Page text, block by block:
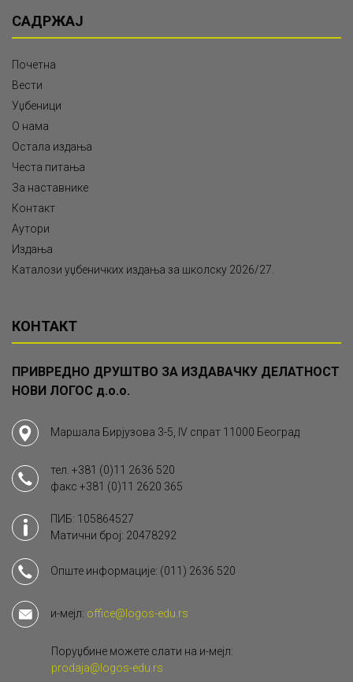
САДРЖАЈ
Почетна
Вести
Уџбеници
О нама
Остала издања
Честа питања
За наставнике
Контакт
Аутори
Издања
Каталози уџбеничких издања за школску 2026/27.
КОНТАКТ
ПРИВРЕДНО ДРУШТВО ЗА ИЗДАВАЧКУ ДЕЛАТНОСТ
НОВИ ЛОГОС д.о.о.
Маршала Бирјузова 3-5, IV спрат 11000 Београд
тел. +381 (0)11 2636 520
факс +381 (0)11 2620 365
ПИБ: 105864527
Матични број: 20478292
Опште информације: (011) 2636 520
и-мејл: office@logos-edu.rs
Поруџбине можете слати на и-мејл:
prodaja@logos-edu.rs